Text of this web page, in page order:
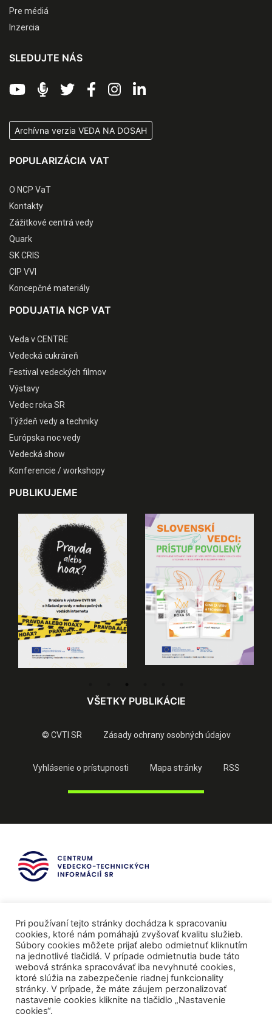
Pre médiá
Inzercia
SLEDUJTE NÁS
Archívna verzia VEDA NA DOSAH
POPULARIZÁCIA VAT
O NCP VaT
Kontakty
Zážitkové centrá vedy
Quark
SK CRIS
CIP VVI
Koncepčné materiály
PODUJATIA NCP VAT
Veda v CENTRE
Vedecká cukráreň
Festival vedeckých filmov
Výstavy
Vedec roka SR
Týždeň vedy a techniky
Európska noc vedy
Vedecká show
Konferencie / workshopy
PUBLIKUJEME
VŠETKY PUBLIKÁCIE
© CVTI SR Zásady ochrany osobných údajov
Vyhlásenie o prístupnosti Mapa stránky RSS
Mediálni partneri
Pri používaní tejto stránky dochádza k spracovaniu
cookies, ktoré nám pomáhajú zvyšovať kvalitu služieb.
Súbory cookies môžete prijať alebo odmietnuť kliknutím
na jednotlivé tlačidlá. V prípade odmietnutia bude táto
webová stránka spracovávať iba nevyhnuté cookies,
ktoré slúžia na zabezpečenie riadnej funkcionality
stránky. V prípade, že máte záujem perzonalizovať
nastavenie cookies kliknite na tlačidlo „Nastavenie
cookies“.